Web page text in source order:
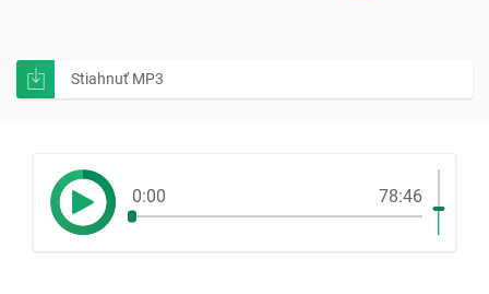
Stiahnuť MP3
0:00 78:46